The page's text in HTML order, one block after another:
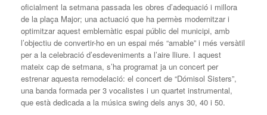
oficialment la setmana passada les obres d’adequació i millora
de la plaça Major; una actuació que ha permès modernitzar i
optimitzar aquest emblemàtic espai públic del municipi, amb
l’objectiu de convertir-ho en un espai més “amable” i més versàtil
per a la celebració d’esdeveniments a l’aire lliure. I aquest
mateix cap de setmana, s’ha programat ja un concert per
estrenar aquesta remodelació: el concert de “Dómisol Sisters”,
una banda formada per 3 vocalistes i un quartet instrumental,
que està dedicada a la música swing dels anys 30, 40 i 50.